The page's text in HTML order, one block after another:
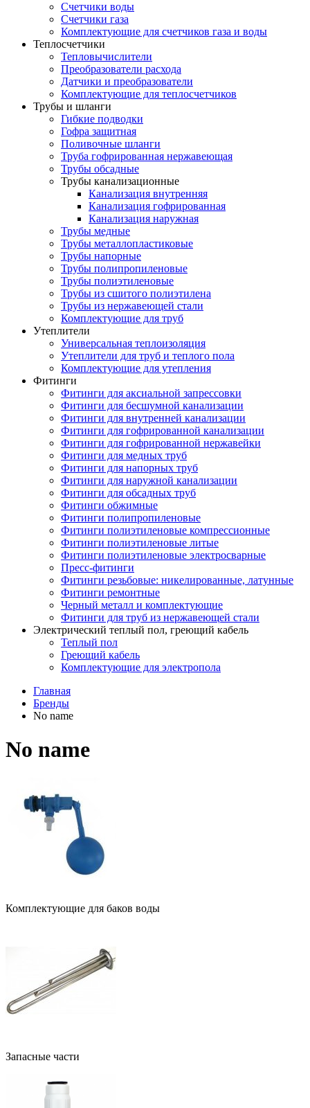
Счетчики воды
Счетчики газа
Комплектующие для счетчиков газа и воды
Теплосчетчики
Тепловычислители
Преобразователи расхода
Датчики и преобразователи
Комплектующие для теплосчетчиков
Трубы и шланги
Гибкие подводки
Гофра защитная
Поливочные шланги
Труба гофрированная нержавеющая
Трубы обсадные
Трубы канализационные
Канализация внутренняя
Канализация гофрированная
Канализация наружная
Трубы медные
Трубы металлопластиковые
Трубы напорные
Трубы полипропиленовые
Трубы полиэтиленовые
Трубы из сшитого полиэтилена
Трубы из нержавеющей стали
Комплектующие для труб
Утеплители
Универсальная теплоизоляция
Утеплители для труб и теплого пола
Комплектующие для утепления
Фитинги
Фитинги для аксиальной запрессовки
Фитинги для бесшумной канализации
Фитинги для внутренней канализации
Фитинги для гофрированной канализации
Фитинги для гофрированной нержавейки
Фитинги для медных труб
Фитинги для напорных труб
Фитинги для наружной канализации
Фитинги для обсадных труб
Фитинги обжимные
Фитинги полипропиленовые
Фитинги полиэтиленовые компрессионные
Фитинги полиэтиленовые литые
Фитинги полиэтиленовые электросварные
Пресс-фитинги
Фитинги резьбовые: никелированные, латунные
Фитинги ремонтные
Черный металл и комплектующие
Фитинги для труб из нержавеющей стали
Электрический теплый пол, греющий кабель
Теплый пол
Греющий кабель
Комплектующие для электропола
Главная
Бренды
No name
No name
Комплектующие для баков воды
Запасные части